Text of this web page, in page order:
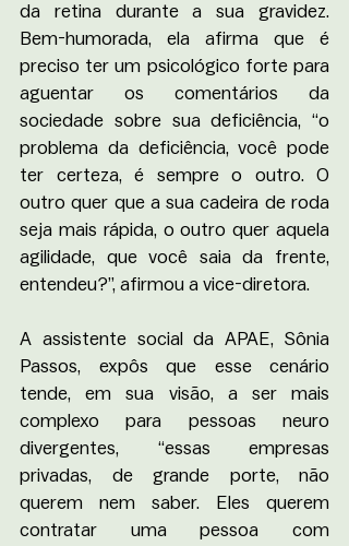
da retina durante a sua gravidez.
Bem-humorada, ela afirma que é
preciso ter um psicológico forte para
aguentar os comentários da
sociedade sobre sua deficiência, “o
problema da deficiência, você pode
ter certeza, é sempre o outro. O
outro quer que a sua cadeira de roda
seja mais rápida, o outro quer aquela
agilidade, que você saia da frente,
entendeu?”, afirmou a vice-diretora.
A assistente social da APAE, Sônia
Passos, expôs que esse cenário
tende, em sua visão, a ser mais
complexo para pessoas neuro
divergentes, “essas empresas
privadas, de grande porte, não
querem nem saber. Eles querem
contratar uma pessoa com